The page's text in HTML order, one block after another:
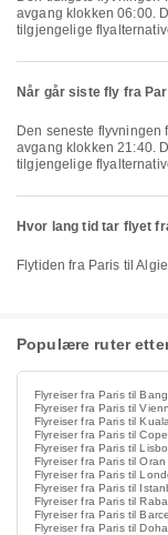
avgang klokken 06:00.
tilgjengelige
Når går siste fly fra
Den seneste flyvningen fra Paris til Algiers med Transavia France har
avgang klokken 21:40.
tilgjengelige
Hvor lang tid tar flyet
Flytiden fra Paris til
Populære ruter
Flyreiser fra Paris til
Flyreiser fra Paris til
Flyreiser fra Paris til
Flyreiser fra Paris til
Flyreiser fra Paris til
Flyreiser fra Paris til Oran
Flyreiser fra Paris til
Flyreiser fra Paris til
Flyreiser fra Paris til
Flyreiser fra Paris til
Flyreiser fra Paris til Doha